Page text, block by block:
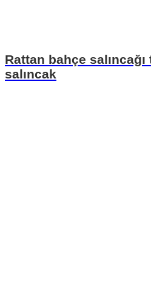
Rattan bahçe
salıncak